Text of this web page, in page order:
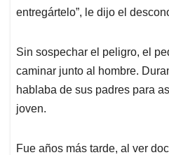
entregártelo”, le dijo el
Sin sospechar el peligro, el
caminar junto al hombre.
hablaba de sus padres para
joven.
Fue años más tarde, al ver